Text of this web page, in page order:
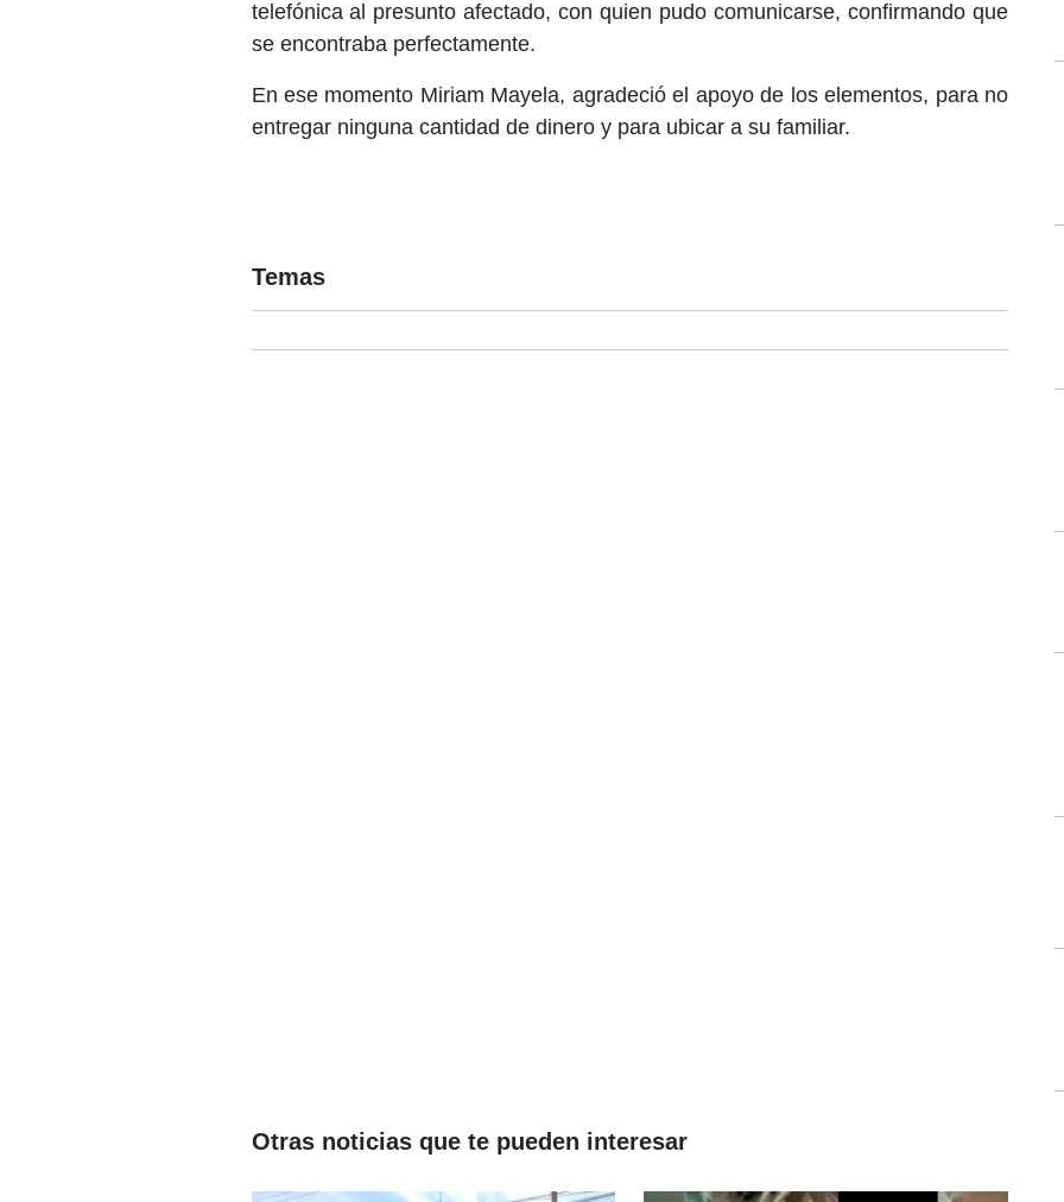
telefónica al presunto afectado, con quien pudo comunicarse, confirmando que
se encontraba perfectamente.
En ese momento Miriam Mayela, agradeció el apoyo de los elementos, para no
entregar ninguna cantidad de dinero y para ubicar a su familiar.
Temas
Otras noticias que te pueden interesar